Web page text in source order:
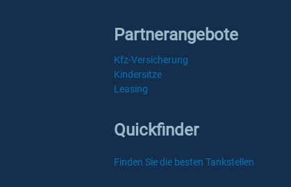
Partnerangebote
Kfz-Versicherung
Kindersitze
Leasing
Quickfinder
Finden Sie die besten Tankstellen